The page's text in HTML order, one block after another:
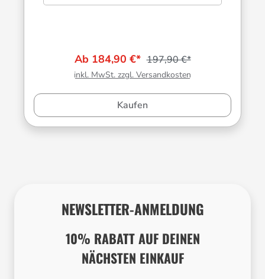
Ab 184,90 €* 197,90 €*
inkl. MwSt. zzgl. Versandkosten
Kaufen
NEWSLETTER-ANMELDUNG
10% RABATT AUF DEINEN
NÄCHSTEN EINKAUF